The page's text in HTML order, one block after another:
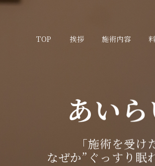
TOP 挨拶 施術内容
あい
「施術を受け
なぜか”ぐっすり眠